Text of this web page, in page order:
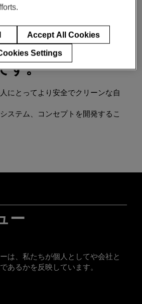
より良いモビ
界を共に創造
す。
にとってより安全でクリーンな自
ステム、コンセプトを開発するこ
ー
は、私たちが個人としてや会社と
あるかを反映しています。
Accept All Cookies
Settings